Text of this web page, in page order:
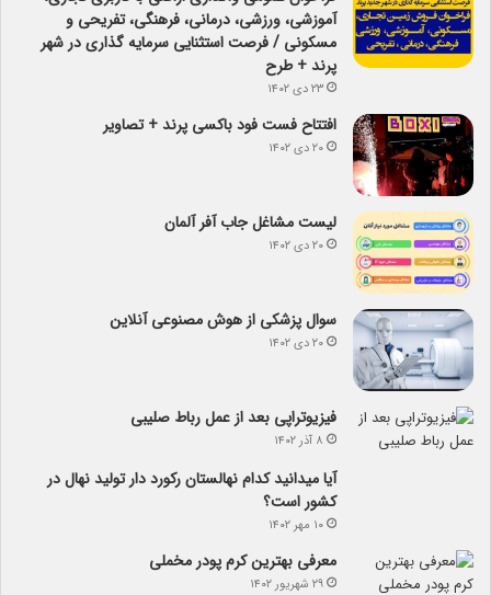
آموزشی، ورزشی، درمانی، فرهنگی، تفریحی و
مسکونی / فرصت استثنایی سرمایه گذاری در شهر
پرند + طرح
۲۳ دی ۱۴۰۲
افتتاح فست فود باکسی پرند + تصاویر
۲۰ دی ۱۴۰۲
لیست مشاغل جاب آفر آلمان
۲۰ دی ۱۴۰۲
سوال پزشکی از هوش مصنوعی آنلاین
۲۰ دی ۱۴۰۲
فیزیوتراپی بعد از عمل رباط صلیبی
۸ آذر ۱۴۰۲
آیا می­دانید کدام نهالستان رکورد دار تولید نهال­ در
کشور است؟
۱۰ مهر ۱۴۰۲
معرفی بهترین کرم پودر مخملی
۲۹ شهریور ۱۴۰۲